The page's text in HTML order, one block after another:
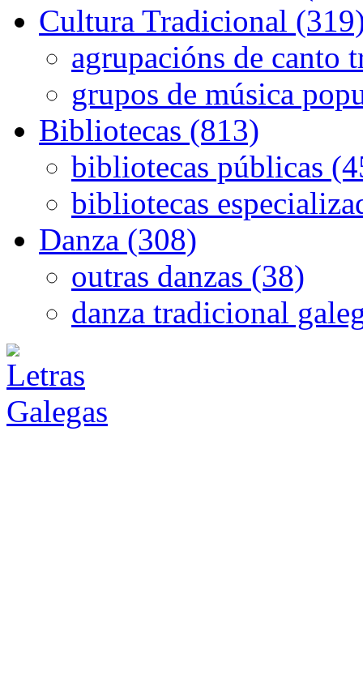
Cultura Tradicional
agrupacións de canto
grupos de música
Bibliotecas (813)
bibliotecas públicas
bibliotecas
Danza (308)
outras danzas (38)
danza tradicional